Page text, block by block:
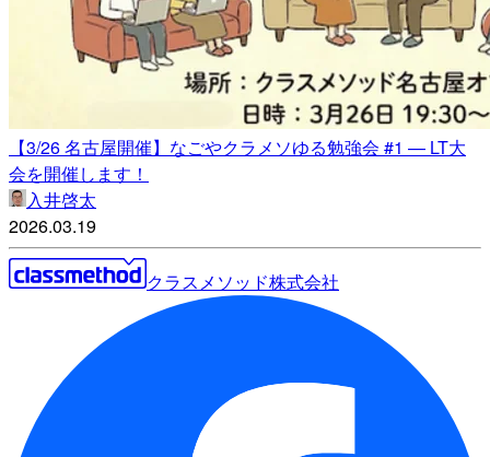
【3/26 名古屋開催】なごやクラメソゆる勉強会 #1 — LT大
会を開催します！
入井啓太
2026.03.19
クラスメソッド株式会社